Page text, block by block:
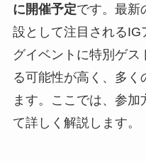
に開催予定です。最新
設として注目される
グイベントに特別ゲ
る可能性が高く、多
ます。ここでは、参
て詳しく解説します。